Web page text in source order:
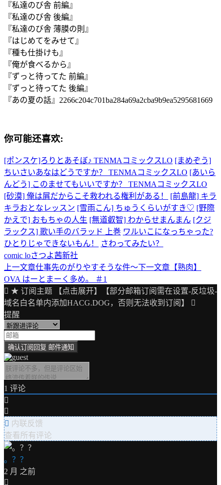
『私達のび舎 前編』
『私達のび舎 後編』
『私達のび舎 薄膜の則』
『はじめてをみせて』
『種も仕掛けも』
『俺が食べるから』
『ずっと待ってた 前編』
『ずっと待ってた 後編』
『あの夏の話』 2266c204c701ba284a69a2cba9b9ea5295681669
你可能还喜欢:
[ポンスケ]ろりとあそぼ♪ TENMAコミックスLO [まめぞう]
ちいさいあなはどうですか？ TENMAコミックスLO [あいら
んどう] このませてもいいですか？ TENMAコミックスLO
[砂漠] 俺は屑だからこそ救われる権利がある！
[前島龍] キラ
キラおとなレッスン [雪雨こん] ちゅうくらいがすき♡ [野際
かえで] おもちゃの人生 [無道叡智] わからせまんまん [クジ
ラックス] 歌い手のバラッド 上巻 ワルいこになっちゃった?
ひとりじゃできないもん！
さわってみたい？
comic loさつよ茜新社
文
章
导
航
上一文章仕事先のがりやすそうな件〜下一文章 【熟肉】
OVA はーとまーく多め。 ＃1
★ 订阅主题 【点击展开】【部分邮箱订阅需在设置-反垃圾-
域名白名单内添加HACG.DOG，否则无法收到订阅】
提醒
1 评论
内联反馈
查看所有评论
。？？
2 月 之前